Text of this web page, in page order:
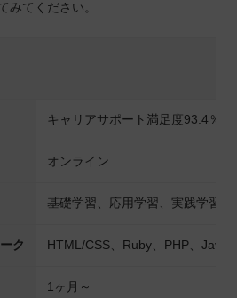
みてください。
キャリアサポート満足度93.4％
オンライン
基礎学習、応用学習、実践学習
ク HTML/CSS、Ruby、PHP、Java
1ヶ月～